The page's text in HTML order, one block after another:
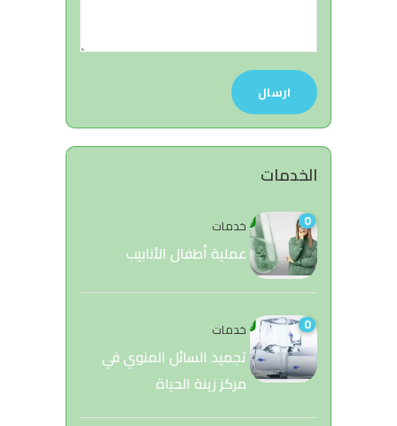
الخدمات
0 خدمات
عملية أطفال الأنابيب
0 خدمات
تجميد السائل المنوي في
مركز زينة الحياة